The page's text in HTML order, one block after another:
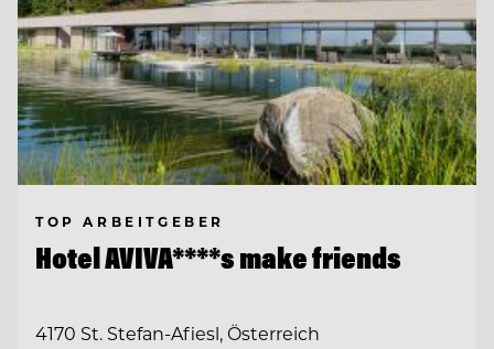
TOP ARBEITGEBER
Hotel AVIVA****s make friends
4170 St. Stefan-Afiesl, Österreich